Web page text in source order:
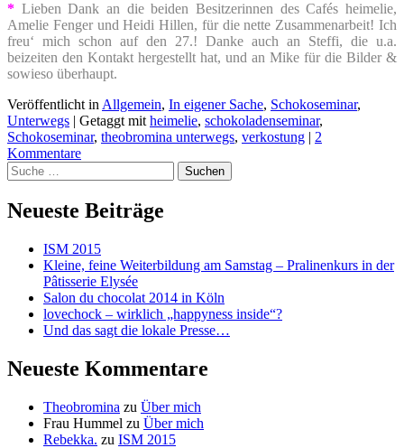
* Lieben Dank an die beiden Besitzerinnen des Cafés heimelie,
Amelie Fenger und Heidi Hillen, für die nette Zusammenarbeit! Ich
freu‘ mich schon auf den 27.! Danke auch an Steffi, die u.a.
beizeiten den Kontakt hergestellt hat, und an Mike für die Bilder &
sowieso überhaupt.
Veröffentlicht inAllgemein, In eigener Sache, Schokoseminar,
Unterwegs
Getaggt mitheimelie, schokoladenseminar,
Schokoseminar, theobromina unterwegs, verkostung
2
Kommentare
Suchen
Neueste Beiträge
ISM 2015
Kleine, feine Weiterbildung am Samstag – Pralinenkurs in der
Pâtisserie Elysée
Salon du chocolat 2014 in Köln
lovechock – wirklich „happyness inside“?
Und das sagt die lokale Presse…
Neueste Kommentare
Theobromina zu Über mich
Frau Hummel zu Über mich
Rebekka. zu ISM 2015